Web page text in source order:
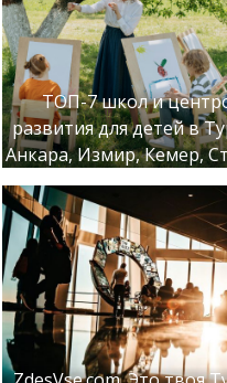
ТОП-7 школ и
развития для детей в
Анкара, Измир, Кемер,